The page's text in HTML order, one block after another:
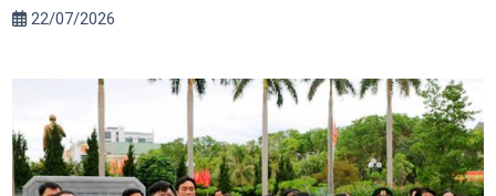
22/07/2026